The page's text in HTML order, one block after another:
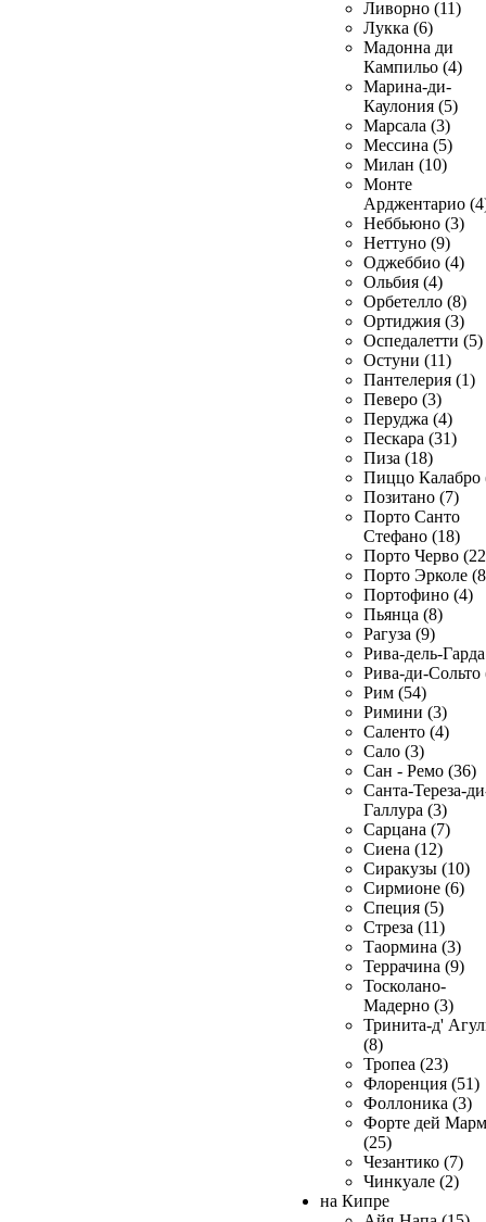
Ливорно (11)
Лукка (6)
Мадонна ди
Кампильо (4)
Марина-ди-
Каулония (5)
Марсала (3)
Мессина (5)
Милан (10)
Монте
Арджентарио
Неббьюно (3)
Неттуно (9)
Оджеббио (4)
Ольбия (4)
Орбетелло (8)
Ортиджия (3)
Оспедалетти (5)
Остуни (11)
Пантелерия (1)
Певеро (3)
Перуджа (4)
Пескара (31)
Пиза (18)
Пиццо Калабро
Позитано (7)
Порто Санто
Стефано (18)
Порто Черво
Порто Эрколе
Портофино (4)
Пьянца (8)
Рагуза (9)
Рива-дель-
Рива-ди-Сольто
Рим (54)
Римини (3)
Саленто (4)
Сало (3)
Сан - Ремо (36)
Санта-Тереза-
Галлура (3)
Сарцана (7)
Сиена (12)
Сиракузы (10)
Сирмионе (6)
Специя (5)
Стреза (11)
Таормина (3)
Террачина (9)
Тосколано-
Мадерно (3)
Тринита-д'
(8)
Тропеа (23)
Флоренция (51)
Фоллоника (3)
Форте дей
(25)
Чезантико (7)
Чинкуале (2)
на Кипре